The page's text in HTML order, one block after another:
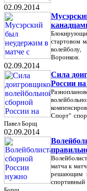
02.09.2014
стартовом
Воронков.
02.09.2014
Сила
России
Спорт"
Павел Борщ
02.09.2014
матча к
решающим